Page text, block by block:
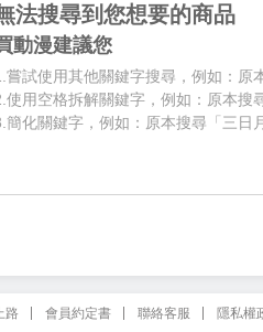
法搜尋到您想要的商品
動漫建議您
嘗試使用其他關鍵字搜尋，例如：原
使用空格拆解關鍵字，例如：原本搜
簡化關鍵字，例如：原本搜尋「三日
路 會員約定書 聯絡客服 隱私權